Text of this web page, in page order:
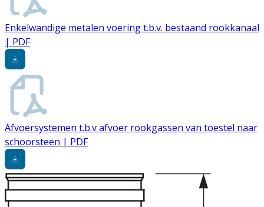
Enkelwandige metalen voering t.b.v. bestaand rookkanaal
| PDF
Afvoersystemen t.b.v afvoer rookgassen van toestel naar
schoorsteen | PDF